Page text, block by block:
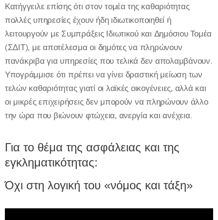
Κατήγγειλε επίσης ότι στον τομέα της καθαριότητας
πολλές υπηρεσίες έχουν ήδη ιδιωτικοποιηθεί ή
λειτουργούν με Συμπράξεις Ιδιωτικού και Δημόσιου Τομέα
(ΣΔΙΤ), με αποτέλεσμα οι δημότες να πληρώνουν
πανάκριβα για υπηρεσίες που τελικά δεν απολαμβάνουν.
Υπογράμμισε ότι πρέπει να γίνει δραστική μείωση των
τελών καθαριότητας γιατί οι λαϊκές οικογένειες, αλλά και
οι μικρές επιχειρήσεις δεν μπορούν να πληρώνουν άλλο
την ώρα που βιώνουν φτώχεια, ανεργία και ανέχεια.
Για το θέμα της ασφάλειας και της
εγκληματικότητας:
Όχι στη λογική του «νόμος και τάξη»